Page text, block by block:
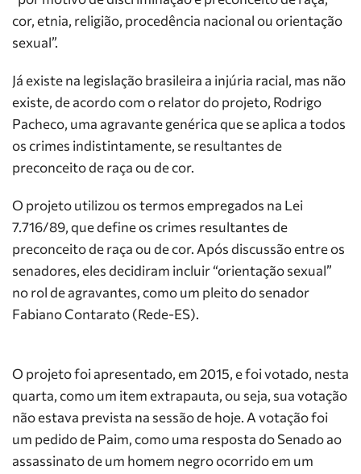
cor, etnia, religião, procedência nacional ou orientação
sexual”.
Já existe na legislação brasileira a injúria racial, mas não
existe, de acordo com o relator do projeto, Rodrigo
Pacheco, uma agravante genérica que se aplica a todos
os crimes indistintamente, se resultantes de
preconceito de raça ou de cor.
O projeto utilizou os termos empregados na Lei
7.716/89, que define os crimes resultantes de
preconceito de raça ou de cor. Após discussão entre os
senadores, eles decidiram incluir “orientação sexual”
no rol de agravantes, como um pleito do senador
Fabiano Contarato (Rede-ES).
O projeto foi apresentado, em 2015, e foi votado, nesta
quarta, como um item extrapauta, ou seja, sua votação
não estava prevista na sessão de hoje. A votação foi
um pedido de Paim, como uma resposta do Senado ao
assassinato de um homem negro ocorrido em um